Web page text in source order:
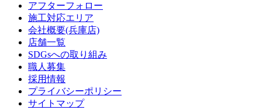
アフターフォロー
施工対応エリア
会社概要(兵庫店)
店舗一覧
SDGsへの取り組み
職人募集
採用情報
プライバシーポリシー
サイトマップ